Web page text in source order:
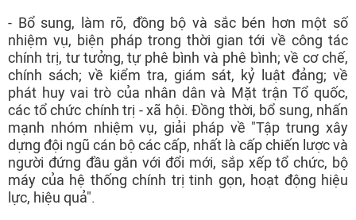
- Bổ sung, làm rõ, đồng bộ và sắc bén hơn một số
nhiệm vụ, biện pháp trong thời gian tới về công tác
chính trị, tư tưởng, tự phê bình và phê bình; về cơ chế,
chính sách; về kiểm tra, giám sát, kỷ luật đảng; về
phát huy vai trò của nhân dân và Mặt trận Tổ quốc,
các tổ chức chính trị - xã hội. Đồng thời, bổ sung, nhấn
mạnh nhóm nhiệm vụ, giải pháp về "Tập trung xây
dựng đội ngũ cán bộ các cấp, nhất là cấp chiến lược và
người đứng đầu gắn với đổi mới, sắp xếp tổ chức, bộ
máy của hệ thống chính trị tinh gọn, hoạt động hiệu
lực, hiệu quả".